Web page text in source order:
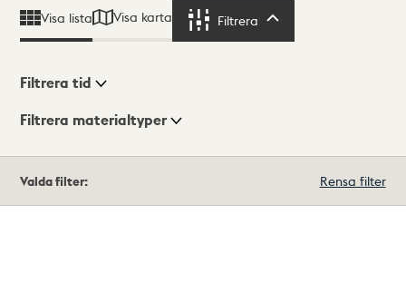
Visa lista Visa karta Filtrera
Visningsläge
Filtrera tid
Filtrera materialtyper
träffar
Valda filter: Rensa filter